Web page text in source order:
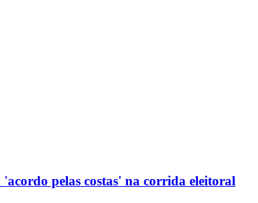
pelas costas' na corrida eleitoral